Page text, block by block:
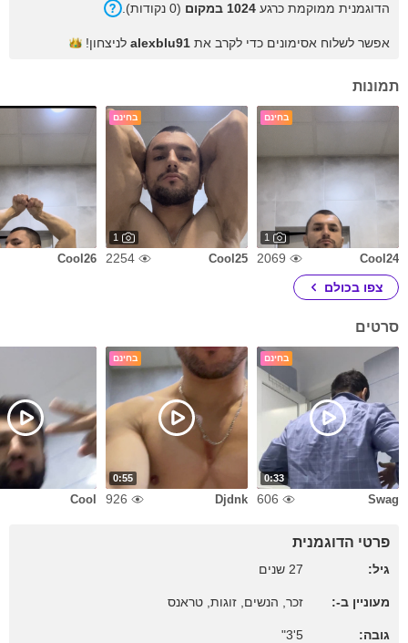
הדוגמנית ממוקמת כרגע 1024 במקום (0 נקודות).
אפשר לשלוח אסימונים כדי לקרב את alexblu91 לניצחון!
תמונות
בחינם
1
Cool24
2069
בחינם
1
Cool25
2254
Cool26
צפו בכולם
סרטים
בחינם
0:33
Swag
606
בחינם
0:55
Djdnk
926
Cool
פרטי הדוגמנית
גיל: 27 שנים
מעוניין ב-: זכר, הנשים, זוגות, טראנס
גובה: 5'3"